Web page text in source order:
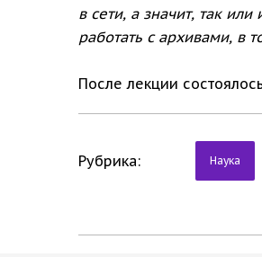
в сети, а значит, так
работать с архивами, в
После лекции
Рубрика: Наука